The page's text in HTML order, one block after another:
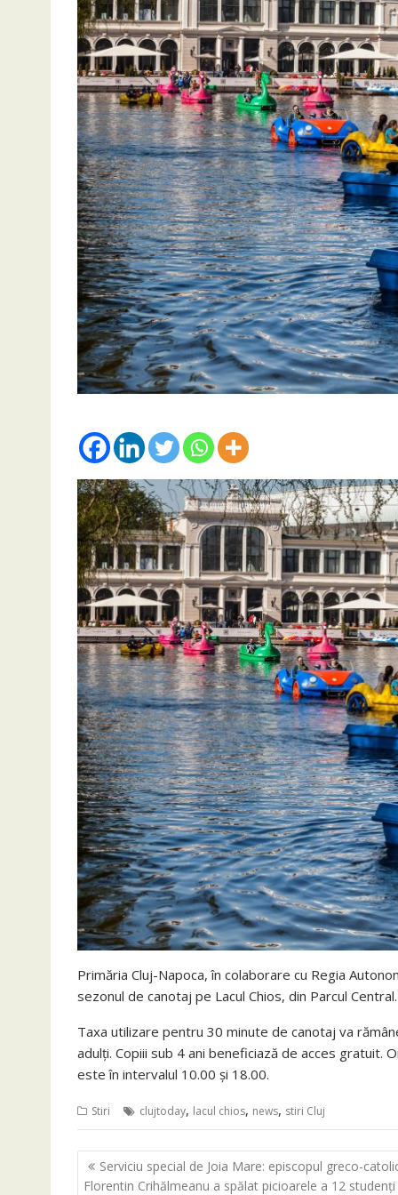
Primăria Cluj-Napoca, în colaborare cu Regia
sezonul de canotaj pe Lacul Chios, din Parcul
Taxa utilizare pentru 30 minute de canotaj va
adulţi. Copiii sub 4 ani beneficiază de acces gratuit.
este în intervalul 10.00 şi 18.00.
Stiri clujtoday, lacul chios, news, stiri Cluj
Navigare
în
Serviciu special de Joia Mare: episcopul greco-
Florentin Crihălmeanu a spălat picioarele a 12 studenţi